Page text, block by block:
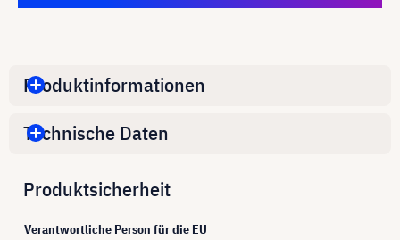
Produktinformationen
Technische Daten
Produktsicherheit
Verantwortliche Person für die EU